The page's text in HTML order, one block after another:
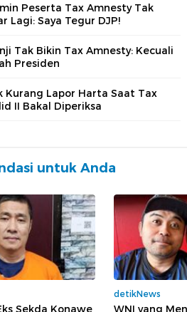
Peserta Tax Amnesty Tak
Lagi: Saya Tegur DJP!
Tak Bikin Tax Amnesty: Kecuali
Presiden
Kurang Lapor Harta Saat Tax
II Bakal Diperiksa
untuk Anda
Sekda Konawe
detikNews
WNI yang